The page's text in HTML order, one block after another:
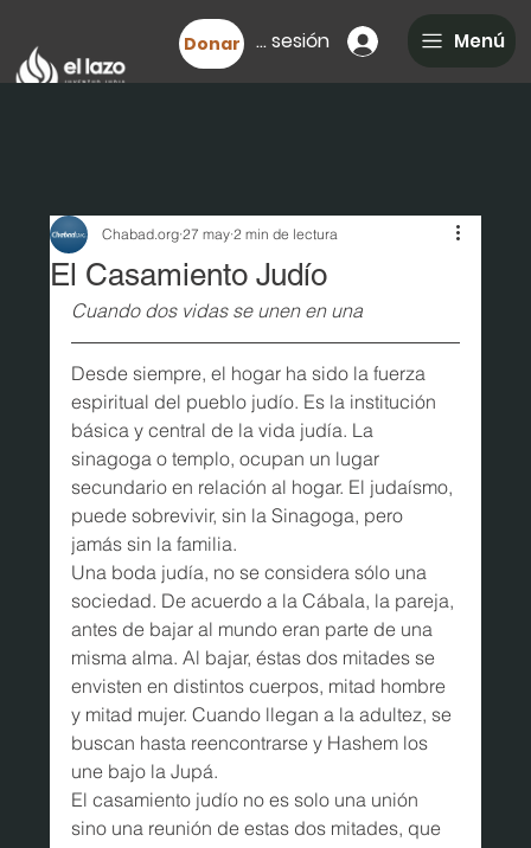
Iniciar sesión Menú
Donar
El Casamiento Judío
Chabad.org 27 may 2 min de lectura
Cuando dos vidas se unen en una
Desde siempre, el hogar ha sido la fuerza
espiritual del pueblo judío. Es la institución
básica y central de la vida judía. La
sinagoga o templo, ocupan un lugar
secundario en relación al hogar. El judaísmo,
puede sobrevivir, sin la Sinagoga, pero
jamás sin la familia.
Una boda judía, no se considera sólo una
sociedad. De acuerdo a la Cábala, la pareja,
antes de bajar al mundo eran parte de una
misma alma. Al bajar, éstas dos mitades se
envisten en distintos cuerpos, mitad hombre
y mitad mujer. Cuando llegan a la adultez, se
buscan hasta reencontrarse y Hashem los
une bajo la Jupá.
El casamiento judío no es solo una unión
sino una reunión de estas dos mitades, que